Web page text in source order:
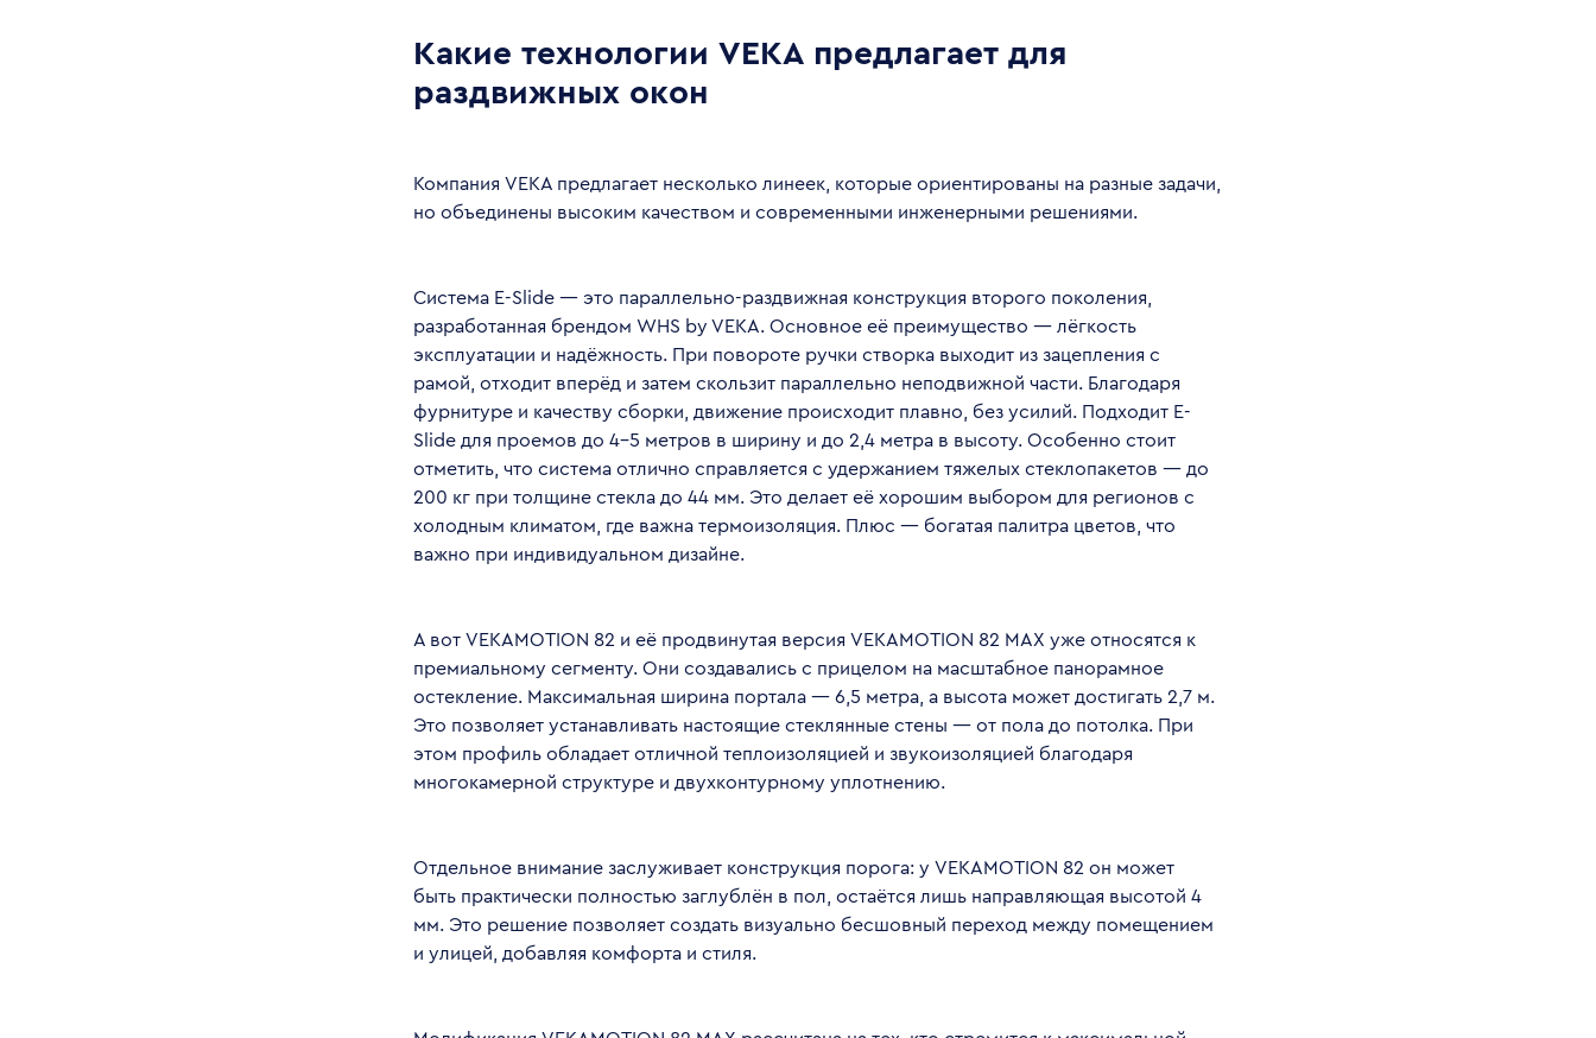
Какие технологии VEKA предлагает для
раздвижных окон
Компания VEKA предлагает несколько линеек, которые ориентированы на разные задачи,
но объединены высоким качеством и современными инженерными решениями.
Система E-Slide — это параллельно-раздвижная конструкция второго поколения,
разработанная брендом WHS by VEKA. Основное её преимущество — лёгкость
эксплуатации и надёжность. При повороте ручки створка выходит из зацепления с
рамой, отходит вперёд и затем скользит параллельно неподвижной части. Благодаря
фурнитуре и качеству сборки, движение происходит плавно, без усилий. Подходит E-
Slide для проемов до 4–5 метров в ширину и до 2,4 метра в высоту. Особенно стоит
отметить, что система отлично справляется с удержанием тяжелых стеклопакетов — до
200 кг при толщине стекла до 44 мм. Это делает её хорошим выбором для регионов с
холодным климатом, где важна термоизоляция. Плюс — богатая палитра цветов, что
важно при индивидуальном дизайне.
А вот VEKAMOTION 82 и её продвинутая версия VEKAMOTION 82 MAX уже относятся к
премиальному сегменту. Они создавались с прицелом на масштабное панорамное
остекление. Максимальная ширина портала — 6,5 метра, а высота может достигать 2,7 м.
Это позволяет устанавливать настоящие стеклянные стены — от пола до потолка. При
этом профиль обладает отличной теплоизоляцией и звукоизоляцией благодаря
многокамерной структуре и двухконтурному уплотнению.
Отдельное внимание заслуживает конструкция порога: у VEKAMOTION 82 он может
быть практически полностью заглублён в пол, остаётся лишь направляющая высотой 4
мм. Это решение позволяет создать визуально бесшовный переход между помещением
и улицей, добавляя комфорта и стиля.